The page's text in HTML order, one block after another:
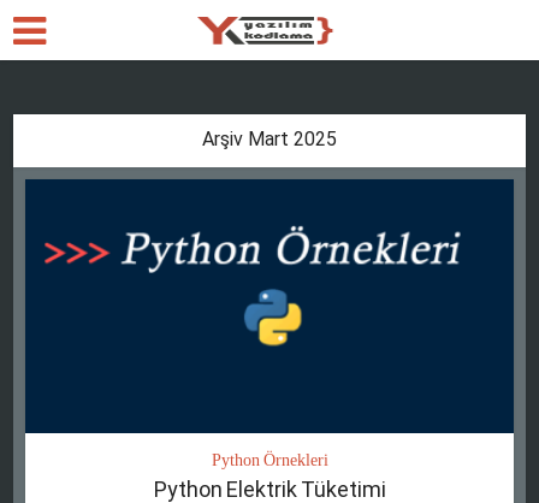
Arşiv Mart 2025
Python Örnekleri
Python Elektrik Tüketimi